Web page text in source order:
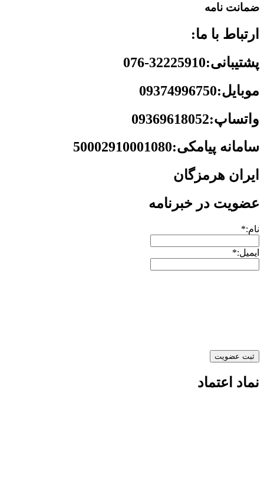
ضمانت نامه
ارتباط با ما:
پشتیبانی:32225910-076
موبایل:09374996750
واتساپ:09369618052
سامانه پیامکی:50002910001080
ایران هرمزگان
عضویت در خبرنامه
نام:*
ایمیل:*
نماد اعتماد